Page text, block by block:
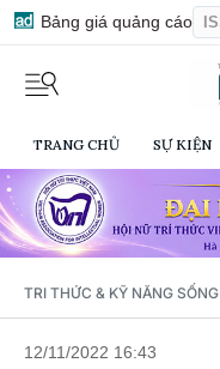
Bảng giá quảng cáo
TRANG CHỦ SỰ KIỆN
TRI THỨC & KỸ NĂNG SỐNG
12/11/2022 16:43